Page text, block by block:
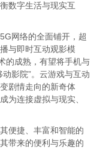
数字生活与现实互
网络的全面铺开，超
与即时互动观影模
的成熟，有望将手机与
影院”。云游戏与互动
剧情走向的新奇体
为连接虚拟与现实、
便捷、丰富和智能的
带来的便利与乐趣的